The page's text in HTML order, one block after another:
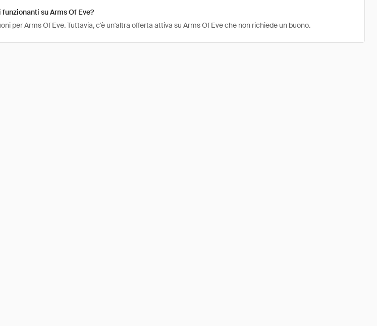
su Arms Of Eve?
per Arms Of Eve. Tuttavia, c'è un'altra offerta attiva su Arms Of Eve che non richiede un buono.